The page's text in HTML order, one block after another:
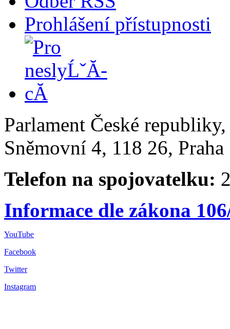
Prohlášení přístupnosti
Parlament České
Sněmovní 4, 118 26,
Telefon na spojovatelku:
Informace dle zákona
YouTube
Facebook
Twitter
Instagram